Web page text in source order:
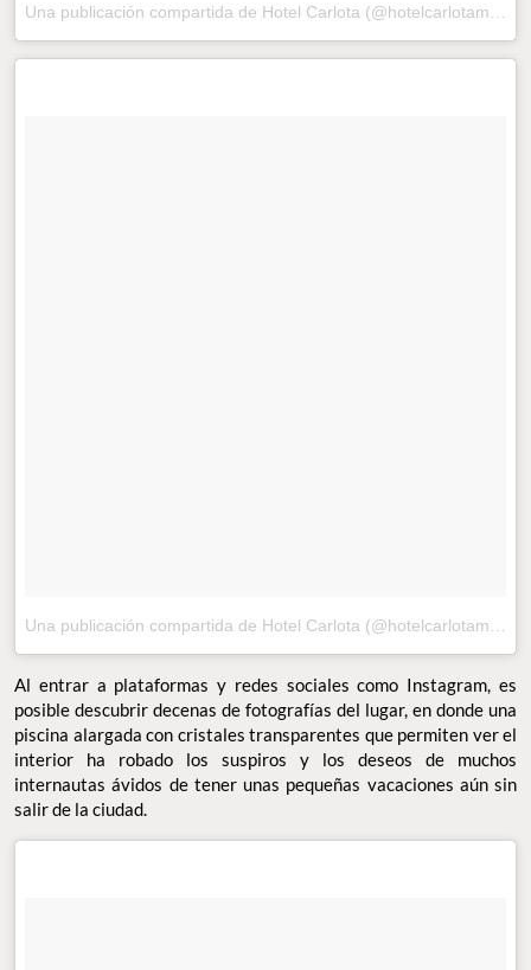
Al entrar a plataformas y redes sociales como Instagram, es
posible descubrir decenas de fotografías del lugar, en donde una
piscina alargada con cristales transparentes que permiten ver el
interior ha robado los suspiros y los deseos de muchos
internautas ávidos de tener unas pequeñas vacaciones aún sin
salir de la ciudad.